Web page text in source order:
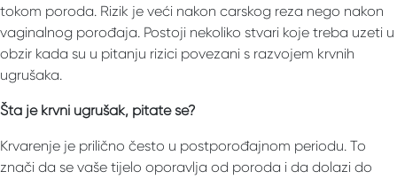
tokom poroda. Rizik je veći nakon carskog reza nego nakon
vaginalnog porođaja. Postoji nekoliko stvari koje treba uzeti u
obzir kada su u pitanju rizici povezani s razvojem krvnih
ugrušaka.
Šta je krvni ugrušak, pitate se?
Krvarenje je prilično često u postporođajnom periodu. To
znači da se vaše tijelo oporavlja od poroda i da dolazi do